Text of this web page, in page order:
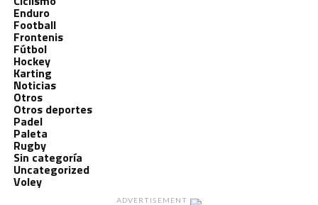
Enduro
Football
Frontenis
Fútbol
Hockey
Karting
Noticias
Otros
Otros deportes
Padel
Paleta
Rugby
Sin categoría
Uncategorized
Voley
ADVERTISEMENT